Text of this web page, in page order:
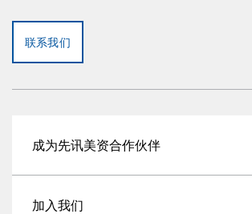
联系我们
成为先讯美资合作伙伴
加入我们